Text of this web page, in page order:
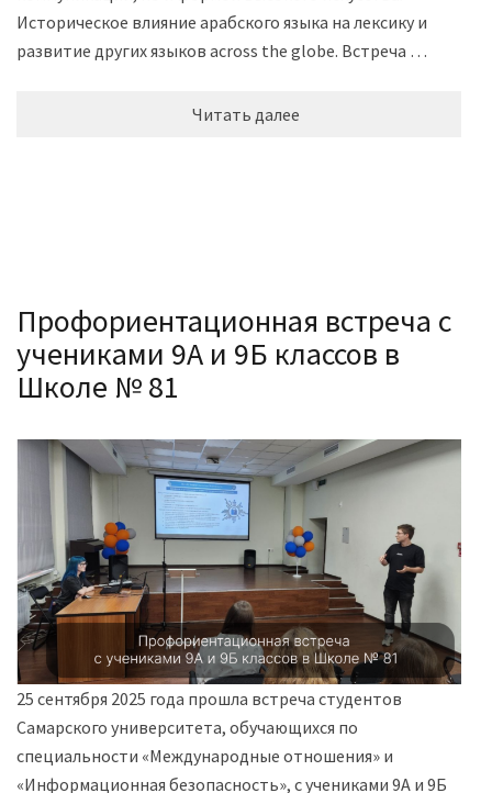
Историческое влияние арабского языка на лексику и
развитие других языков across the globe. Встреча …
Читать далее
Профориентационная встреча с
учениками 9А и 9Б классов в
Школе № 81
25 сентября 2025 года прошла встреча студентов
Самарского университета, обучающихся по
специальности «Международные отношения» и
«Информационная безопасность», с учениками 9А и 9Б